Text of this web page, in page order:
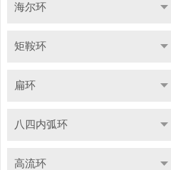
海尔环
矩鞍环
扁环
八四内弧环
高流环